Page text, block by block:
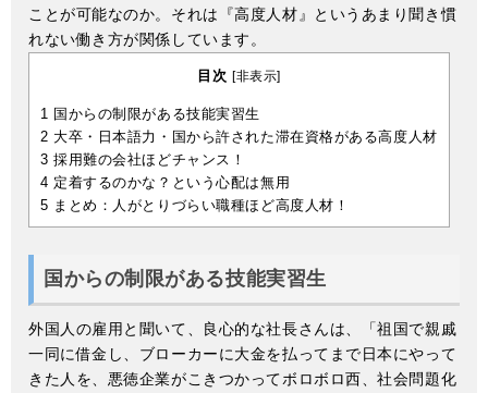
ことが可能なのか。それは『高度人材』というあまり聞き慣
れない働き方が関係しています。
目次 [非表示]
1 国からの制限がある技能実習生
2 大卒・日本語力・国から許された滞在資格がある高度人材
3 採用難の会社ほどチャンス！
4 定着するのかな？という心配は無用
5 まとめ：人がとりづらい職種ほど高度人材！
国からの制限がある技能実習生
外国人の雇用と聞いて、良心的な社長さんは、「祖国で親戚
一同に借金し、ブローカーに大金を払ってまで日本にやって
きた人を、悪徳企業がこきつかってボロボロ西、社会問題化